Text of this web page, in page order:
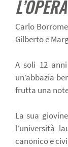
Carlo
Gilberto e
A soli 12
un’abbazia
frutta una
La sua
l’università
canonico e